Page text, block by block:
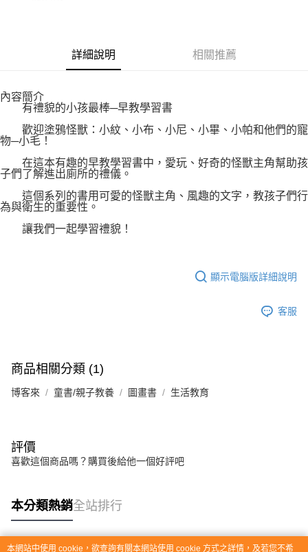
博客來商品配送方式
每筆NT$80，滿NT$1,000(含以上)免運費
詳細說明 相關推薦
內容簡介
有禮貌的小孩最棒─早教學習書
歡迎塗鴉怪獸：小紋、小布、小尼、小畢、小帕和他們的寵
物─小毛！
在這本有趣的早教學習書中，愛玩、好奇的怪獸主角幫助孩
子們了解進出廁所的禮儀。
這個系列的書用可愛的怪獸主角、風趣的文字，教孩子們行
為與衛生的重要性。
讓我們一起學習禮貌！
顯示電腦版詳細說明
客服
商品相關分類 (1)
博客來 童書/親子教養 圖畫書 生活教育
評價
喜歡這個商品嗎？購買後給他一個好評吧
本分類熱銷全站排行
本網站中使用 cookie，欲查詢有關本網站使用 cookie 方式之詳情，及若您不希